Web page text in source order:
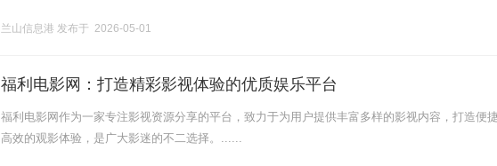
兰山信息港 发布于 2026-05-01
福利电影网：打造精彩影视体验的优质娱乐平台
福利电影网作为一家专注影视资源分享的平台，致力于为用户提供丰富多样的影视内容，打造便捷
高效的观影体验，是广大影迷的不二选择。......